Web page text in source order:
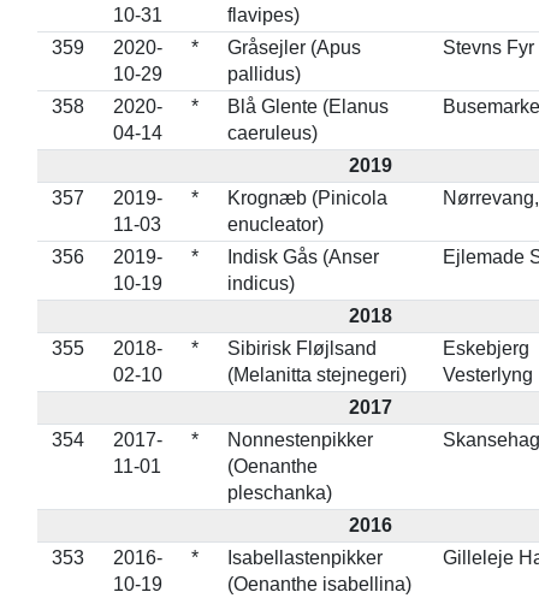
10-31
flavipes)
359
2020-
10-29
*
Gråsejler (Apus
pallidus)
Stevns Fyr
358
2020-
04-14
*
Blå Glente (Elanus
caeruleus)
2019
357
2019-
11-03
*
Krognæb (Pinicola
enucleator)
356
2019-
10-19
*
Indisk Gås (Anser
indicus)
Ejlemade
2018
355
2018-
02-10
*
Sibirisk Fløjlsand
(Melanitta stejnegeri)
Eskebjerg
Vesterlyng
2017
354
2017-
11-01
*
Nonnestenpikker
(Oenanthe
pleschanka)
2016
353
2016-
10-19
*
Isabellastenpikker
(Oenanthe isabellina)
Gilleleje